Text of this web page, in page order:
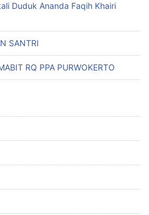
Duduk Ananda Faqih Khairi
SANTRI
RQ PPA PURWOKERTO